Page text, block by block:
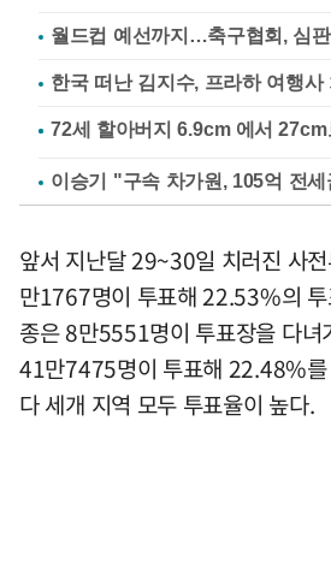
월드컵 예선까지…축구협회, 심
한국 떠난 김지수, 프라하 여행
이승기 "구속 차가원, 105억 전
앞서 지난달 29~30일 치러진 사
만1767명이 투표해 22.53%의 투
종은 8만5551명이 투표장을 다
41만7475명이 투표해 22.48%를
다 세개 지역 모두 투표율이 높다.